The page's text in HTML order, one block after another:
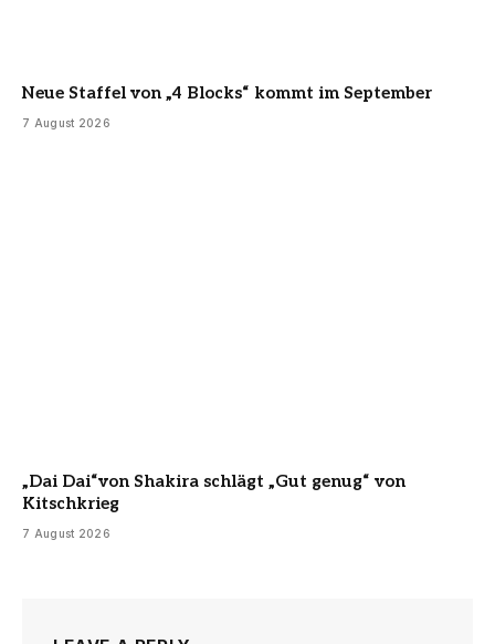
Neue Staffel von „4 Blocks“ kommt im September
7 August 2026
„Dai Dai“von Shakira schlägt „Gut genug“ von
Kitschkrieg
7 August 2026